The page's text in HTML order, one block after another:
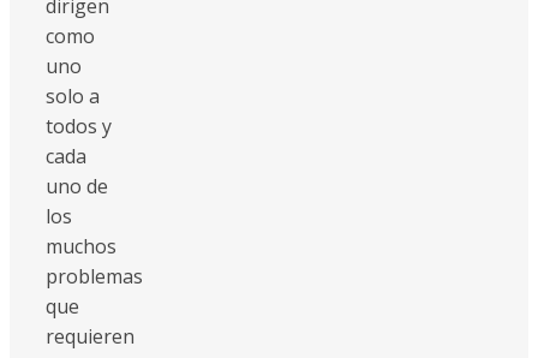
dirigen
como
uno
solo a
todos y
cada
uno de
los
muchos
problemas
que
requieren